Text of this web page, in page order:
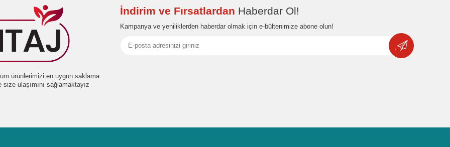
ürünlerimizi en uygun saklama
ulaşımını sağlamaktayız
İndirim ve Fırsatlardan Haberdar Ol!
Kampanya ve yeniliklerden haberdar olmak için e-bültenimize abone olun!